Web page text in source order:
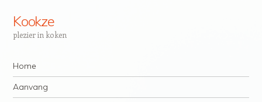
Kookze
plezier in koken
Navigatie
Spring naar inhoud
Home
Aanvang